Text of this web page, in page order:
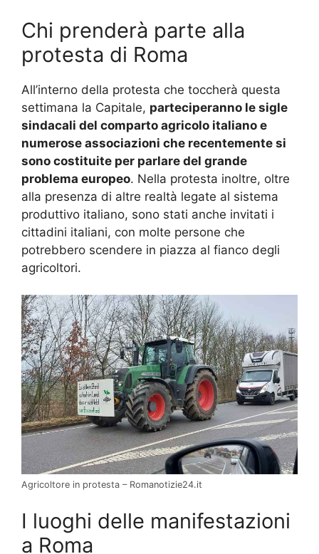
Chi prenderà parte alla
protesta di Roma
All’interno della protesta che toccherà questa
settimana la Capitale, parteciperanno le sigle
sindacali del comparto agricolo italiano e
numerose associazioni che recentemente si
sono costituite per parlare del grande
problema europeo. Nella protesta inoltre, oltre
alla presenza di altre realtà legate al sistema
produttivo italiano, sono stati anche invitati i
cittadini italiani, con molte persone che
potrebbero scendere in piazza al fianco degli
agricoltori.
Agricoltore in protesta – Romanotizie24.it
I luoghi delle manifestazioni
a Roma